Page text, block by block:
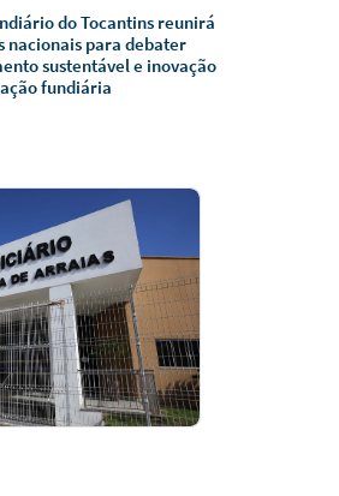
do Tocantins reunirá
nacionais para debater
sustentável e inovação
fundiária